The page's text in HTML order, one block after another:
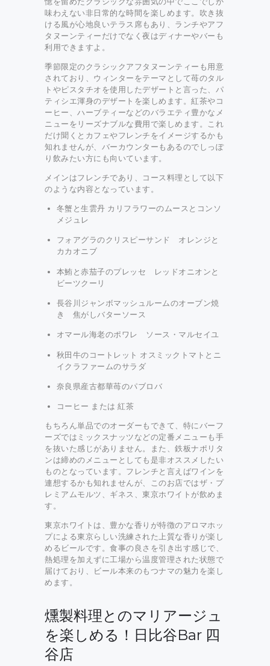
味わえない非日常的な時間を楽しめます。吹き抜
ける風が心地良いテラス席もあり、ランチやアフ
タヌーンティーだけでなく夜はディナーやバーも
利用できますよ。
季節限定のクラシックアフタヌーンティーも用意
されており、ウィンターをテーマとして苺のタル
トやピスタチオを使用したデザートと言った、パ
ティシエ渾身のデザートを楽しめます。紅茶やコ
ーヒー、ハーブティーなどのバラエティ豊かなメ
ニューをリーズナブルな費用で楽しめます。これ
だけ聞くとカフェやフレンチをイメージするかも
知れませんが、バーカウンターもあるのでしっぽ
り飲みたい方にも向いています。
メインはフレンチであり、コース料理として以下
のような内容となっています。
冬蟹と生雲丹 カリフラワーのムースとコンソ
メジュレ
フォアグラのクリスピーサンド オレンジと
カカオニブ
本鮪と赤茄子のプレッセ レッドオニオンと
ビーツクーリ
長谷川ジャンボマッシュルームのオーブン焼
き 焦がしバターソース
オマール海老のポワレ ソース・マルセイユ
秋田牛のコートレット オスミックトマトとニ
イクラファームのサラダ
奈良県産古都華苺のパブロバ
コーヒー または 紅茶
もちろん単品でのオーダーもできて、特にバーフ
ーズではミックスナッツなどの定番メニューも手
を抜いた感じがありません。また、鉄板ナポリタ
ンは締めのメニューとしても是非オススメしたい
ものとなっています。フレンチと言えばワインを
連想するかも知れませんが、このお店ではザ・プ
レミアムモルツ、ギネス、東京ホワイトが飲めま
す。
東京ホワイトは、豊かな香りが特徴のアロマホッ
プによる東京らしい洗練された上質な香りが楽し
めるビールです。食事の良さを引き出す感じで、
熱処理を加えずに工場から温度管理された状態で
届けており、ビール本来のもつナマの魅力を楽し
めます。
燻製料理とのマリアージュ
を楽しめる！日比谷Bar 四
谷店